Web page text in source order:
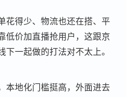
花得少、物流也还在搭、平
低价加直播抢用户，这跟京
下一起做的打法对不太上。
本地化门槛挺高，外面进去